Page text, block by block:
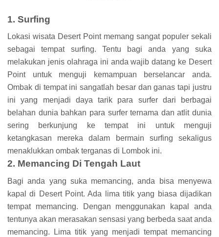
1. Surfing
Lokasi wisata Desert Point memang sangat populer sekali
sebagai tempat surfing. Tentu bagi anda yang suka
melakukan jenis olahraga ini anda wajib datang ke Desert
Point untuk menguji kemampuan berselancar anda.
Ombak di tempat ini sangatlah besar dan ganas tapi justru
ini yang menjadi daya tarik para surfer dari berbagai
belahan dunia bahkan para surfer ternama dan atlit dunia
sering berkunjung ke tempat ini untuk menguji
ketangkasan mereka dalam bermain surfing sekaligus
menaklukkan ombak terganas di Lombok ini.
2. Memancing Di Tengah Laut
Bagi anda yang suka memancing, anda bisa menyewa
kapal di Desert Point. Ada lima titik yang biasa dijadikan
tempat memancing. Dengan menggunakan kapal anda
tentunya akan merasakan sensasi yang berbeda saat anda
memancing. Lima titik yang menjadi tempat memancing